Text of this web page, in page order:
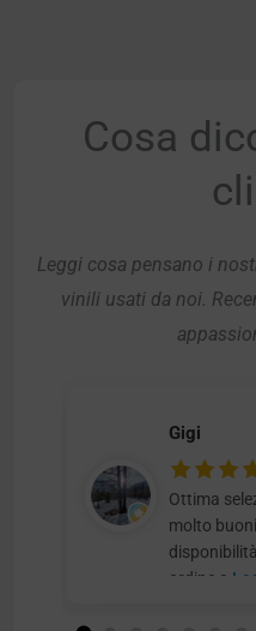
Cosa
Leggi cosa pensano i
vinili usati da noi.
Gigi
Ottima
molto
ordine e